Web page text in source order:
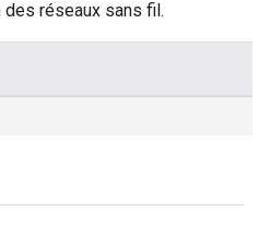
des réseaux sans fil.